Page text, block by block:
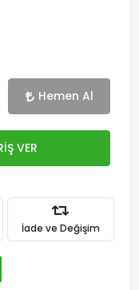
Hemen Al
VER
İade ve Değişim